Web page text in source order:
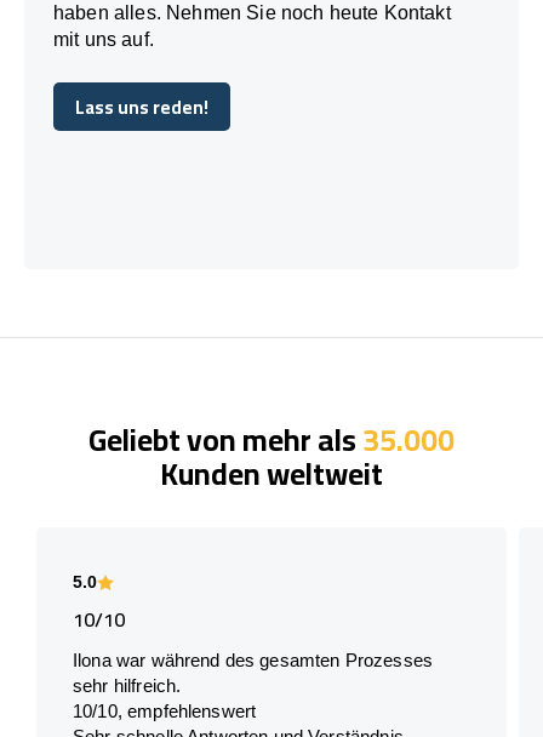
haben alles. Nehmen Sie noch heute Kontakt
mit uns auf.
Lass uns reden!
Lass uns reden!
Geliebt von mehr als35.000
Kunden weltweit
5.0
10/10
Ilona war während des gesamten Prozesses
sehr hilfreich.
10/10, empfehlenswert